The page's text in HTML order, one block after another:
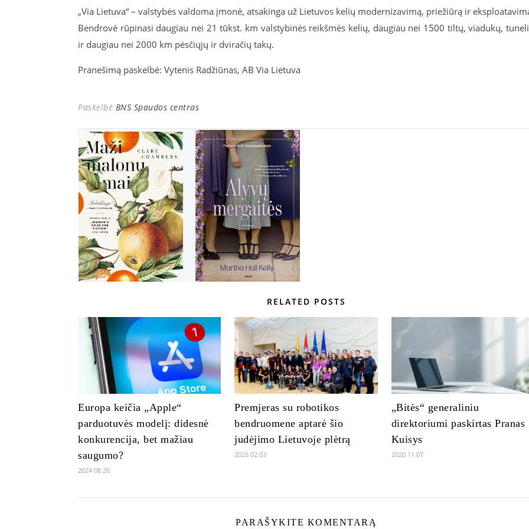
„Via Lietuva“ – valstybės valdoma įmonė, atsakinga už Lietuvos kelių modernizavimą, priežiūrą ir
Bendrovė rūpinasi daugiau nei 21 tūkst. km valstybinės reikšmės kelių, daugiau nei 1500 tiltų, viadukų,
ir daugiau nei 2000 km pėsčiųjų ir dviračių takų.
Pranešimą paskelbė: Vytenis Radžiūnas, AB Via Lietuva
Paskelbė BNS Spaudos centras
RELATED POSTS
Europa keičia „Apple“
parduotuvės modelį: didesnė
konkurencija, bet mažiau
saugumo?
2024 08 26
Premjeras su robotikos
bendruomene aptarė šio
judėjimo Lietuvoje plėtrą
2025 02 03
„Bitės“ generaliniu
direktoriumi paskirtas Pranas
Kuisys
2020 11 07
PARAŠYKITE KOMENTARĄ